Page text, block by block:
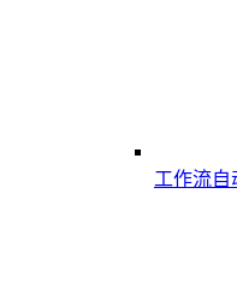
工作流自